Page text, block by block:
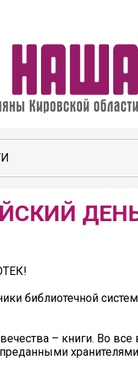
библиотечной
– книги. Во